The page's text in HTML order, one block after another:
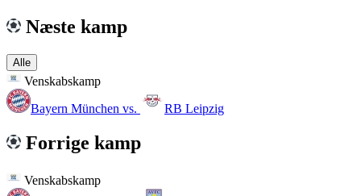
Næste kamp
Alle
Venskabskamp
Bayern München vs. RB Leipzig
Forrige kamp
Venskabskamp